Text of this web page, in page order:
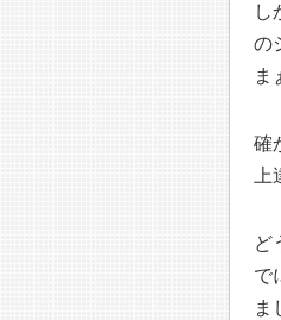
し
の
ま
確
ど
で
ま